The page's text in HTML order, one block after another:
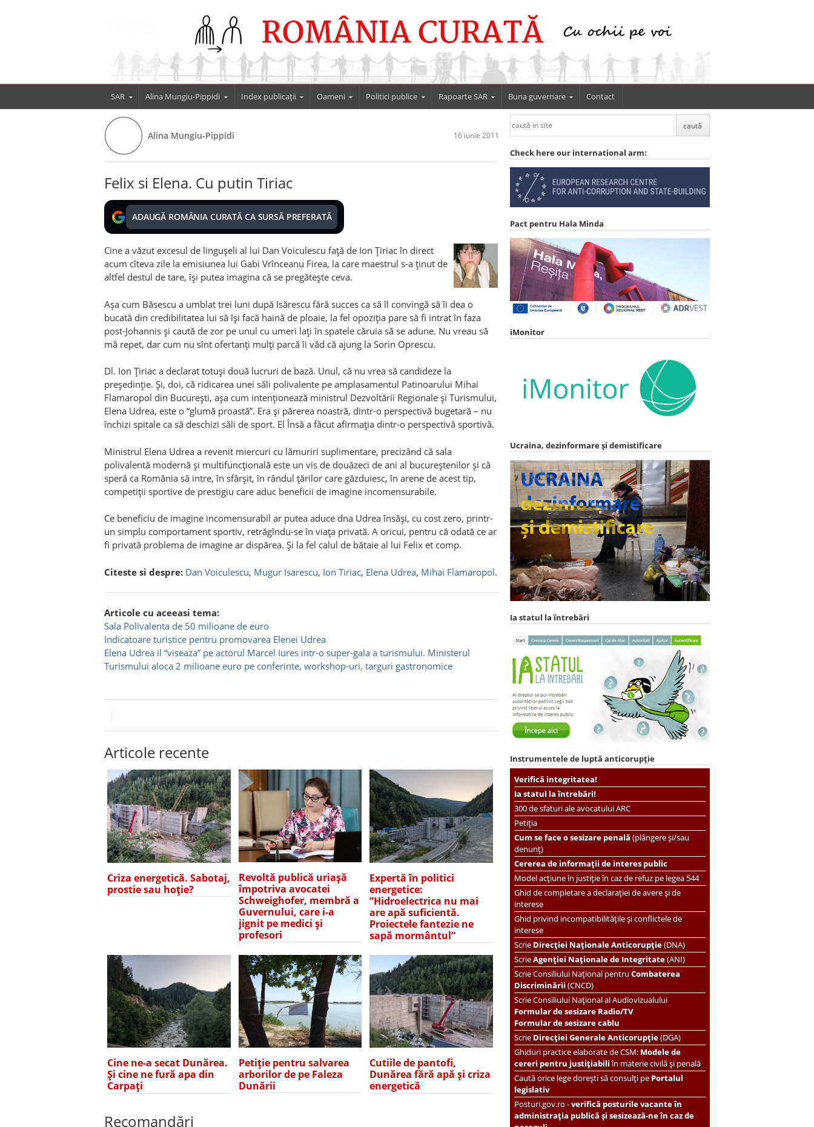
SAR Alina Mungiu-Pippidi Index publicații Oameni Politici publice Rapoarte SAR Buna guvernare Contact
Alina Mungiu-Pippidi 16 iunie 2011
Felix si Elena. Cu putin Tiriac
ADAUGĂ ROMÂNIA CURATĂ CA SURSĂ PREFERATĂ
Cine a văzut excesul de linguşeli al lui Dan Voiculescu faţă de Ion Ţiriac în direct
acum cîteva zile la emisiunea lui Gabi Vrînceanu Firea, la care maestrul s-a ţinut de
altfel destul de tare, îşi putea imagina că se pregăteşte ceva.
Aşa cum Băsescu a umblat trei luni după Isărescu fără succes ca să îl convingă să îi dea o
bucată din credibilitatea lui să îşi facă haină de ploaie, la fel opoziţia pare să fi intrat în faza
post-Johannis şi caută de zor pe unul cu umeri laţi în spatele căruia să se adune. Nu vreau să
mă repet, dar cum nu sînt ofertanţi mulţi parcă îi văd că ajung la Sorin Oprescu.
Dl. Ion Ţiriac a declarat totuşi două lucruri de bază. Unul, că nu vrea să candideze la
preşedinţie. Şi, doi, că ridicarea unei săli polivalente pe amplasamentul Patinoarului Mihai
Flamaropol din Bucureşti, aşa cum intenţionează ministrul Dezvoltării Regionale şi Turismului,
Elena Udrea, este o “glumă proastă”. Era şi părerea noastră, dintr-o perspectivă bugetară – nu
închizi spitale ca să deschizi săli de sport. El Însă a făcut afirmaţia dintr-o perspectivă sportivă.
Ministrul Elena Udrea a revenit miercuri cu lămuriri suplimentare, precizând că sala
polivalentă modernă şi multifuncţională este un vis de douăzeci de ani al bucureştenilor şi că
speră ca România să intre, în sfârşit, în rândul ţărilor care găzduiesc, în arene de acest tip,
competiţii sportive de prestigiu care aduc beneficii de imagine incomensurabile.
Ce beneficiu de imagine incomensurabil ar putea aduce dna Udrea însăşi, cu cost zero, printr-
un simplu comportament sportiv, retrăgîndu-se în viaţa privată. A oricui, pentru că odată ce ar
fi privată problema de imagine ar dispărea. Şi la fel calul de bătaie al lui Felix et comp.
Citeste si despre: Dan Voiculescu, Mugur Isarescu, Ion Tiriac, Elena Udrea, Mihai Flamaropol.
Articole cu aceeasi tema:
Sala Polivalenta de 50 milioane de euro
Indicatoare turistice pentru promovarea Elenei Udrea
Elena Udrea il “viseaza” pe actorul Marcel Iures intr-o super-gala a turismului. Ministerul
Turismului aloca 2 milioane euro pe conferinte, workshop-uri, targuri gastronomice
Articole recente
Criza energetică. Sabotaj,
prostie sau hoție?
Revoltă publică uriașă
împotriva avocatei
Schweighofer, membră a
Guvernului, care i-a
jignit pe medici și
profesori
Expertă în politici
energetice:
”Hidroelectrica nu mai
are apă suficientă.
Proiectele fantezie ne
sapă mormântul”
Cine ne-a secat Dunărea.
Și cine ne fură apa din
Carpați
Petiție pentru salvarea
arborilor de pe Faleza
Dunării
Cutiile de pantofi,
Dunărea fără apă și criza
energetică
Recomandări
Check here our international arm:
Pact pentru Hala Minda
iMonitor
Ucraina, dezinformare și demistificare
Ia statul la întrebări
Instrumentele de luptă anticorupție
Verifică integritatea!
Ia statul la întrebări!
300 de sfaturi ale avocatului ARC
Petiția
Cum se face o sesizare penală(plângere și/sau
denunț)
Cererea de informații de interes public
Model acțiune în justiție în caz de refuz pe legea 544
Ghid de completare a declarației de avere și de
interese
Ghid privind incompatibilitățile și conflictele de
interese
ScrieDirecției Naționale Anticorupție(DNA)
ScrieAgenției Naționale de Integritate(ANI)
ScrieConsiliului Național pentruCombaterea
Discriminării(CNCD)
Scrie Consiliului Național al Audiovizualului
Formular de sesizare Radio/TV
Formular de sesizare cablu
ScrieDirecției Generale Anticorupție(DGA)
Ghiduri practice elaborate de CSM: Modele de
cereri pentru justițiabiliîn materie civilă și penală
Caută orice lege dorești să consulți pePortalul
legislativ
Posturi.gov.ro -verifică posturile vacante în
administrația publică și sesizează-ne în caz de